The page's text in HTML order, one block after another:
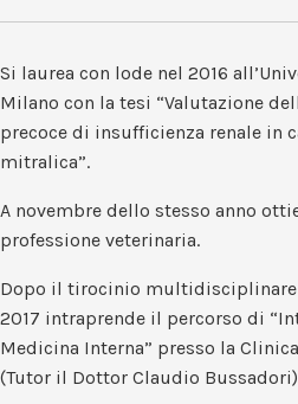
Si laurea con lode nel 2016
Milano con la tesi “Valutazione
precoce di insufficienza renale in
mitralica”.
A novembre dello stesso anno
professione veterinaria.
Dopo il tirocinio
2017 intraprende il percorso di
Medicina Interna” presso la
(Tutor il Dottor Claudio